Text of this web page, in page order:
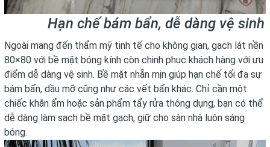
Hạn chế bám bẩn, dễ dàng vệ sinh
Ngoài mang đến thẩm mỹ tinh tế cho không gian, gạch lát nền
80×80 với bề mặt bóng kính còn chinh phục khách hàng với ưu
điểm dễ dàng vệ sinh. Bề mặt nhẵn mịn giúp hạn chế tối đa sự
bám bẩn, dầu mỡ cũng như các vết bẩn khác. Chỉ cần một
chiếc khăn ẩm hoặc sản phẩm tẩy rửa thông dụng, bạn có thể
dễ dàng làm sạch bề mặt gạch, giữ cho sàn nhà luôn sáng
bóng.